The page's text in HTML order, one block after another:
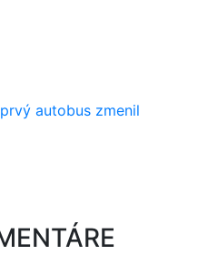
autobus zmenil